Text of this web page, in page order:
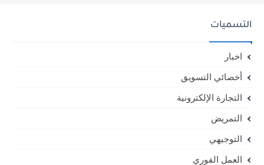
التسميات
اخبار
أخصائي التسويق
التجارة الإلكترونية
التمريض
التوجيهي
العمل الفوري